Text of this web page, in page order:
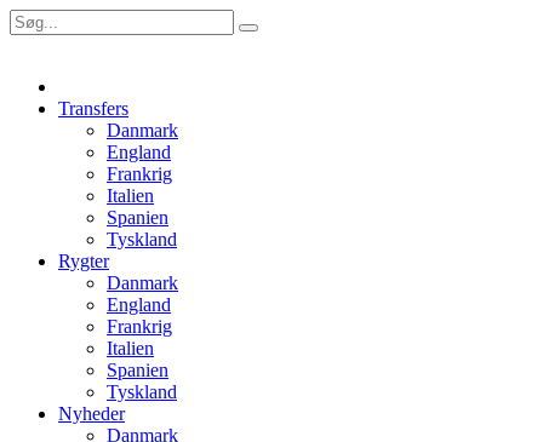
Transfers
Danmark
England
Frankrig
Italien
Spanien
Tyskland
Rygter
Danmark
England
Frankrig
Italien
Spanien
Tyskland
Nyheder
Danmark